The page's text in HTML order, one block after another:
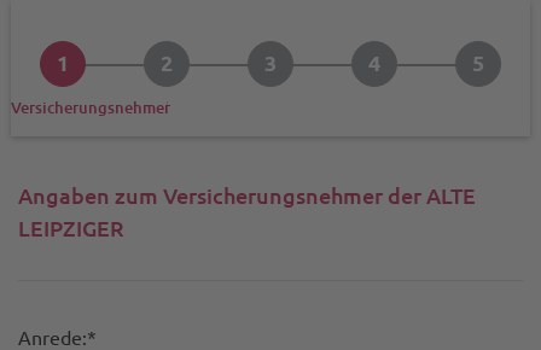
1
Versicherungsnehmer
2
Schaden
3 4 5
Angaben zum Versicherungsnehmer der ALTE
LEIPZIGER
Anrede:*